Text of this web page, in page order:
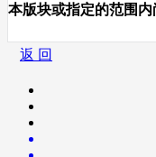
本版块或指定的范围内
返 回